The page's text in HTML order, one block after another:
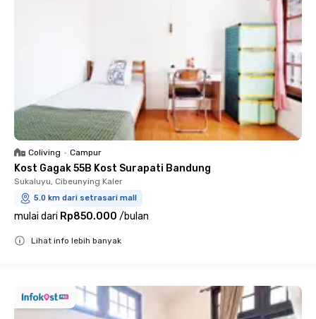
Coliving • Campur
Kost Gagak 55B Kost Surapati Bandung
Sukaluyu, Cibeunying Kaler
5.0 km dari setrasari mall
mulai dari Rp850.000 /bulan
Lihat info lebih banyak